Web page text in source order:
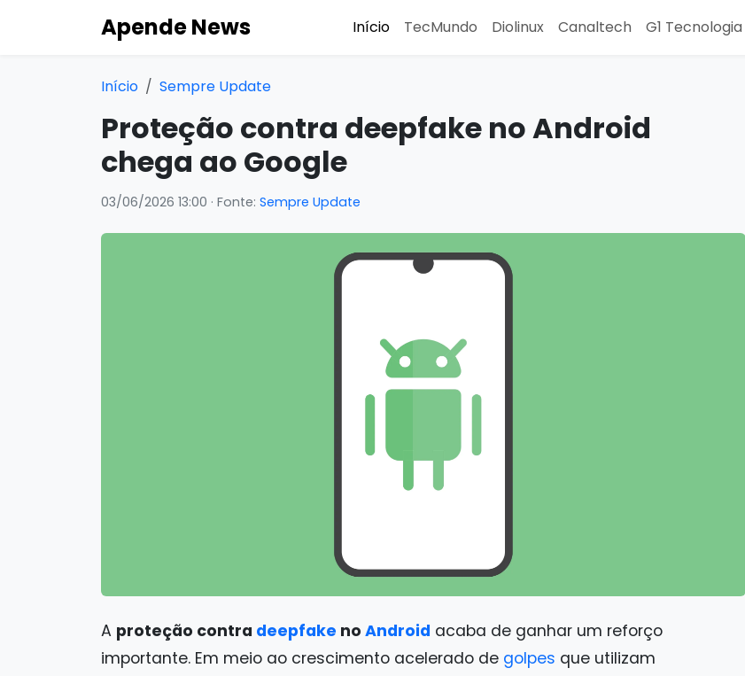
Apende News Início TecMundo Diolinux Canaltech G1 Tecnologia
Início Sempre Update
Proteção contra deepfake no Android
chega ao Google
03/06/2026 13:00 · Fonte: Sempre Update
A proteção contra deepfake no Android acaba de ganhar um reforço
importante. Em meio ao crescimento acelerado de golpes que utilizam